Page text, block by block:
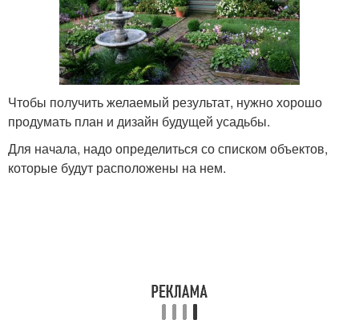
Чтобы получить желаемый результат, нужно хорошо
продумать план и дизайн будущей усадьбы.
Для начала, надо определиться со списком объектов,
которые будут расположены на нем.